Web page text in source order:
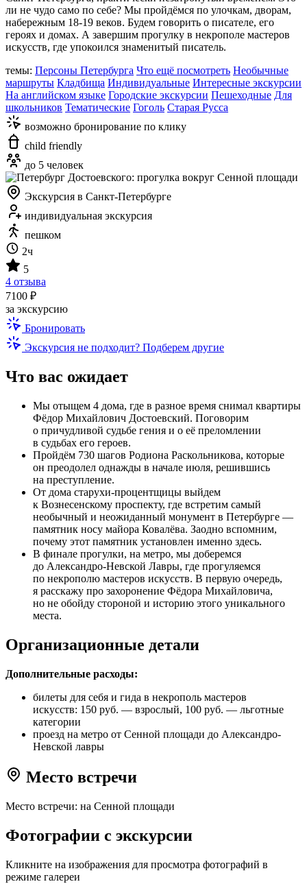
ли не чудо само по себе? Мы пройдёмся по улочкам, дворам,
набережным 18-19 веков. Будем говорить о писателе, его
героях и домах. А завершим прогулку в некрополе мастеров
искусств, где упокоился знаменитый писатель.
темы: Персоны Петербурга Что ещё посмотреть Необычные
маршруты Кладбища Индивидуальные Интересные экскурсии
На английском языке Городские экскурсии Пешеходные Для
школьников Тематические Гоголь Старая Русса
возможно бронирование по клику
child friendly
до 5 человек
Экскурсия в Санкт-Петербурге
индивидуальная экскурсия
пешком
2ч
5
4 отзыва
7100 ₽
за экскурсию
Бронировать
Экскурсия не подходит? Подберем другие
Что вас ожидает
Мы отыщем 4 дома, где в разное время снимал квартиры
Фёдор Михайлович Достоевский. Поговорим
о причудливой судьбе гения и о её преломлении
в судьбах его героев.
Пройдём 730 шагов Родиона Раскольникова, которые
он преодолел однажды в начале июля, решившись
на преступление.
От дома старухи-процентщицы выйдем
к Вознесенскому проспекту, где встретим самый
необычный и неожиданный монумент в Петербурге —
памятник носу майора Ковалёва. Заодно вспомним,
почему этот памятник установлен именно здесь.
В финале прогулки, на метро, мы доберемся
до Александро-Невской Лавры, где прогуляемся
по некрополю мастеров искусств. В первую очередь,
я расскажу про захоронение Фёдора Михайловича,
но не обойду стороной и историю этого уникального
места.
Организационные детали
Дополнительные расходы:
билеты для себя и гида в некрополь мастеров
искусств: 150 руб. — взрослый, 100 руб. — льготные
категории
проезд на метро от Сенной площади до Александро-
Невской лавры
Место встречи
Место встречи: на Сенной площади
Фотографии с экскурсии
Кликните на изображения для просмотра фотографий в
режиме галереи